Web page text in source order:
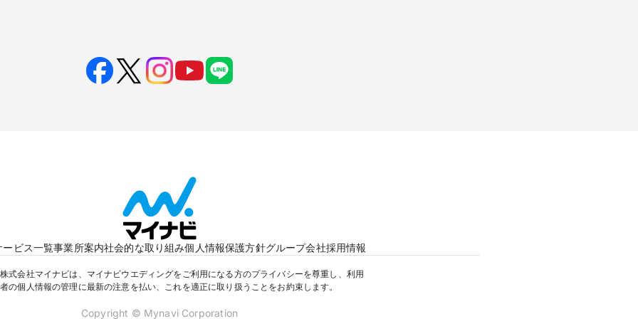
ービス一覧事業所案内社会的な取り組み個人情報保護方針グループ会社採用情報
株式会社マイナビは、マイナビウエディングをご利用になる方のプライバシーを尊重し、利用
者の個人情報の管理に最新の注意を払い、これを適正に取り扱うことをお約束します。
Copyright © Mynavi Corporation